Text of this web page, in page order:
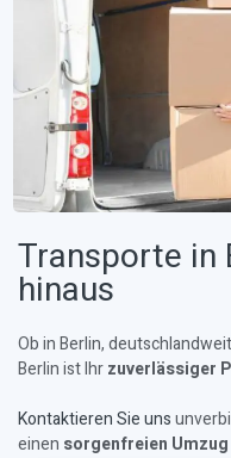
Transporte in
hinaus
Ob in Berlin,
Berlin ist Ihrzuverlässiger
Kontaktieren Sie uns
einen sorgenfreien